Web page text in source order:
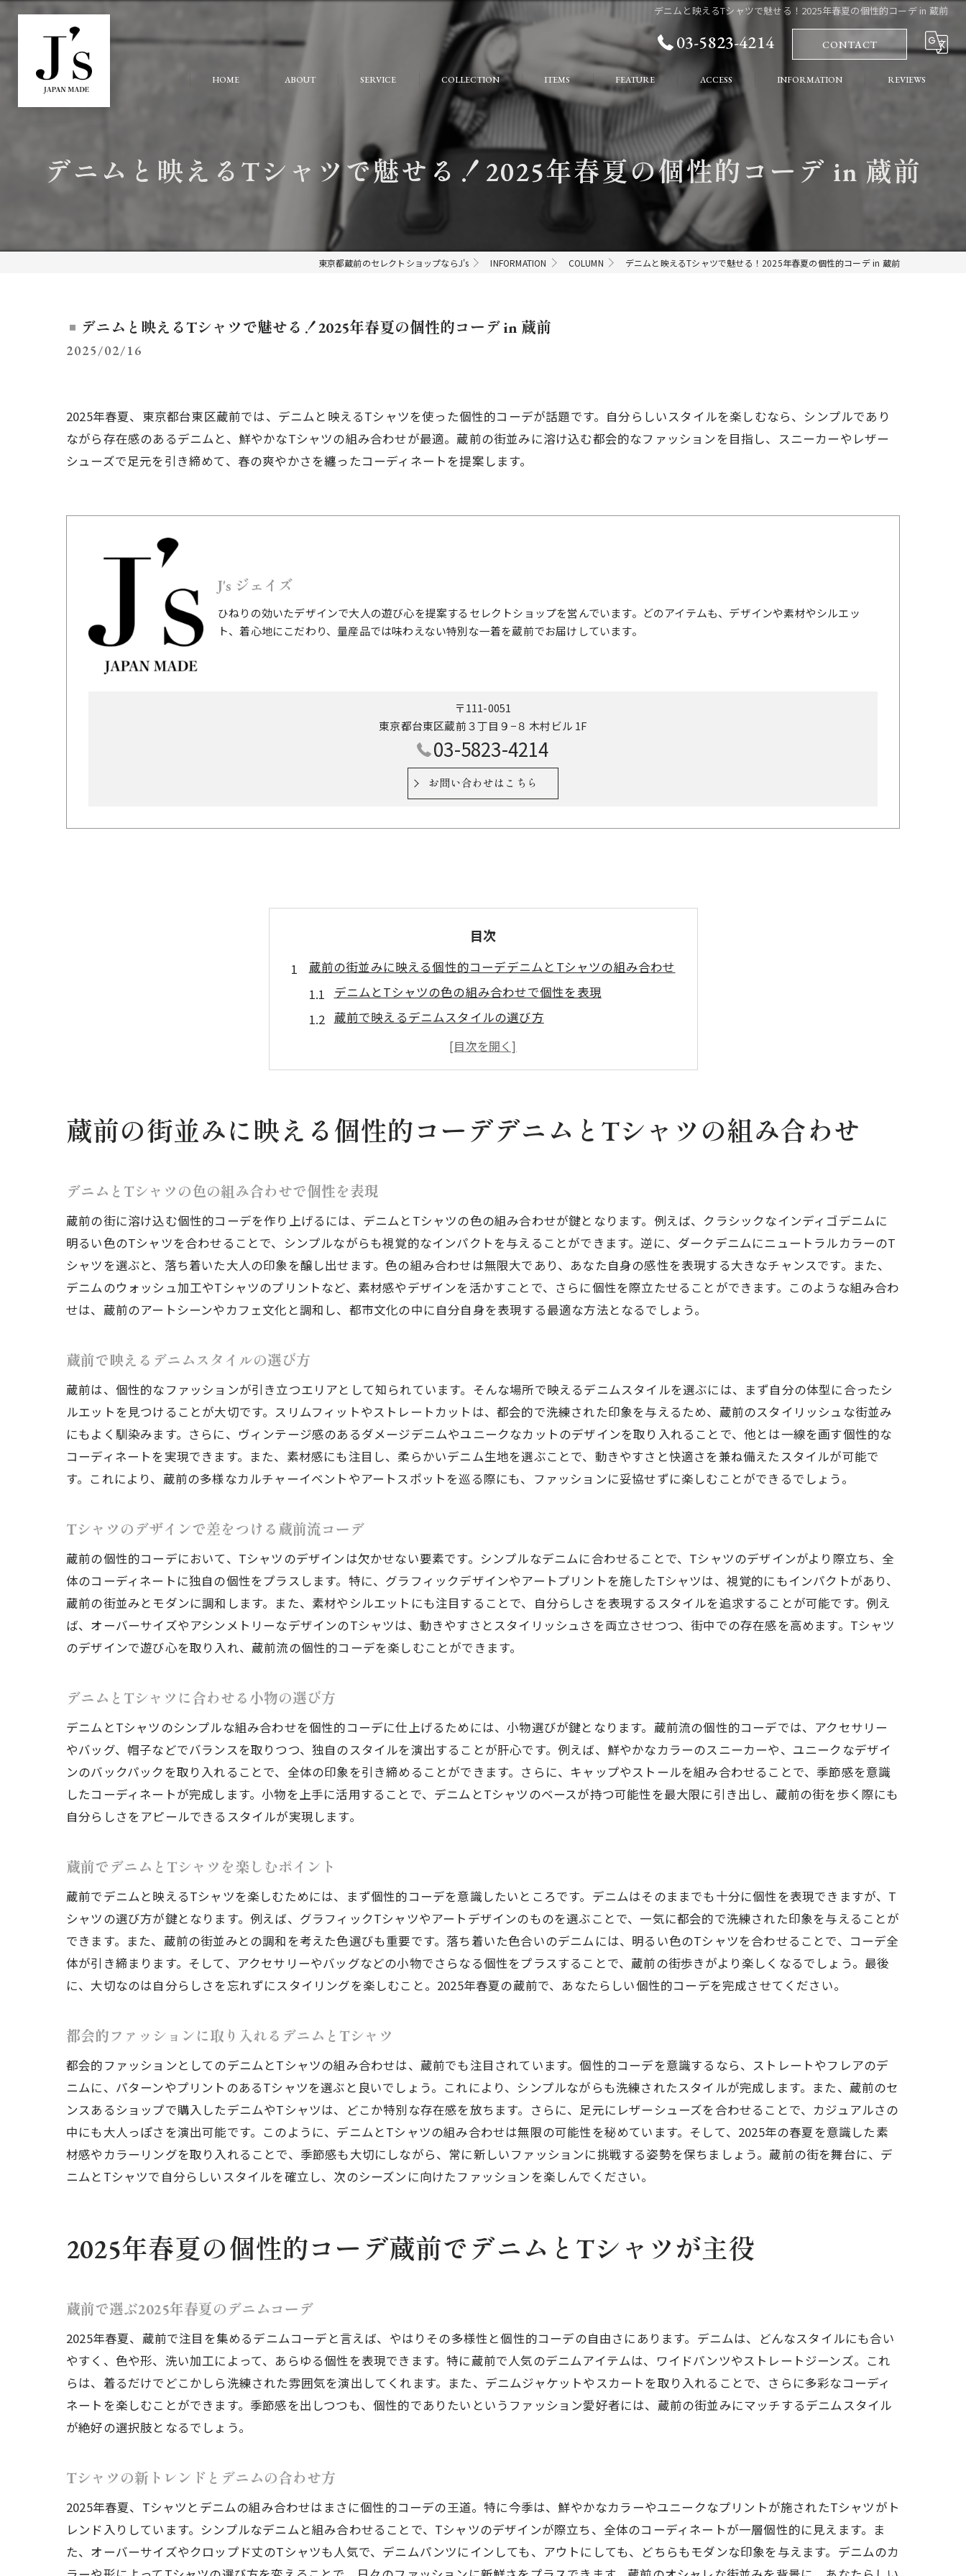
デニムと映えるTシャツで魅せる！2025年春夏の個性的コーデ in 蔵前
03-5823-4214 CONTACT
HOME ABOUT SERVICE COLLECTION ITEMS
FAQ
FEATURE
大人
ストリート
ACCESS INFORMATION REVIEWS
デニムと映えるTシャツで魅せる！2025年春夏の個性的コーデ in 蔵前
東京都蔵前のセレクトショップならJ's INFORMATION COLUMN デニムと映えるTシャツで魅せる！2025年春夏の個性的コーデ in 蔵前
デニムと映えるTシャツで魅せる！2025年春夏の個性的コーデ in 蔵前
2025/02/16
2025年春夏、東京都台東区蔵前では、デニムと映えるTシャツを使った個性的コーデが話題です。自分らしいスタイルを楽しむなら、シンプルであり
ながら存在感のあるデニムと、鮮やかなTシャツの組み合わせが最適。蔵前の街並みに溶け込む都会的なファッションを目指し、スニーカーやレザー
シューズで足元を引き締めて、春の爽やかさを纏ったコーディネートを提案します。
J's ジェイズ
ひねりの効いたデザインで大人の遊び心を提案するセレクトショップを営んでいます。どのアイテムも、デザインや素材やシルエッ
ト、着心地にこだわり、量産品では味わえない特別な一着を蔵前でお届けしています。
〒111-0051
東京都台東区蔵前３丁目９−８ 木村ビル 1F
03-5823-4214
お問い合わせはこちら
目次
蔵前の街並みに映える個性的コーデデニムとTシャツの組み合わせ
デニムとTシャツの色の組み合わせで個性を表現
蔵前で映えるデニムスタイルの選び方
Tシャツのデザインで差をつける蔵前流コーデ
デニムとTシャツに合わせる小物の選び方
都会的ファッションに取り入れるデニムとTシャツ
2025年春夏の個性的コーデ蔵前でデニムとTシャツが主役
Tシャツの新トレンドとデニムの合わせ方
蔵前のストリートに映えるデニムコーデの特徴
2025年春夏に注目のTシャツデザイン
デニムとTシャツで作る季節感のあるコーデ
個性を引き出す蔵前流デニムとTシャツの組み合わせ
デニムとTシャツで作る個性的コーデ蔵前の都会的スタイル
デニムで作る蔵前の洗練されたスタイル
蔵前でデニムとTシャツを着こなすポイント
都会的な個性を引き出すデニムとTシャツ
蔵前スタイルをリードするデニムの選び方
春の蔵前で輝くデニム選びのコツ
デニムとTシャツで春の爽やかさを表現
蔵前の風景に合う春コーデのポイント
春の蔵前で目立つデニムスタイル
デニムとTシャツで作る春の個性的コーデ
蔵前で人気のデニムとTシャツの組み合わせ
2025年春夏に注目のデニムスタイル
蔵前で映えるTシャツの選び方
デニムとTシャツで引き立つ個性的なコーデ
都会で目立つデニムの着こなし方
蔵前でトレンドをリードするデニム×Tシャツ
個性的なファッションを引き出すデニムの選び方
蔵前で映えるTシャツスタイルのポイント
デニムとTシャツで作る最旬のコーディネート
都会のトレンドを取り入れた個性的コーデ
個性を際立たせるデニムの選び方
蔵前で映えるTシャツコーデのコツ
デニムとTシャツで作る春夏の印象的なスタイル
蔵前の街に溶け込む個性的なコーデ
デニムとTシャツで楽しむ蔵前の春夏ファッション
2025年春夏のトレンドを反映したデニムスタイル
春夏に輝くデニムとTシャツの着こなし
蔵前の街並みに映える個性的コーデデニムとTシャツの組み合わせ
デニムとTシャツの色の組み合わせで個性を表現
蔵前の街に溶け込む個性的コーデを作り上げるには、デニムとTシャツの色の組み合わせが鍵となります。例えば、クラシックなインディゴデニムに
明るい色のTシャツを合わせることで、シンプルながらも視覚的なインパクトを与えることができます。逆に、ダークデニムにニュートラルカラーのT
シャツを選ぶと、落ち着いた大人の印象を醸し出せます。色の組み合わせは無限大であり、あなた自身の感性を表現する大きなチャンスです。また、
デニムのウォッシュ加工やTシャツのプリントなど、素材感やデザインを活かすことで、さらに個性を際立たせることができます。このような組み合わ
せは、蔵前のアートシーンやカフェ文化と調和し、都市文化の中に自分自身を表現する最適な方法となるでしょう。
蔵前で映えるデニムスタイルの選び方
蔵前は、個性的なファッションが引き立つエリアとして知られています。そんな場所で映えるデニムスタイルを選ぶには、まず自分の体型に合ったシ
ルエットを見つけることが大切です。スリムフィットやストレートカットは、都会的で洗練された印象を与えるため、蔵前のスタイリッシュな街並み
にもよく馴染みます。さらに、ヴィンテージ感のあるダメージデニムやユニークなカットのデザインを取り入れることで、他とは一線を画す個性的な
コーディネートを実現できます。また、素材感にも注目し、柔らかいデニム生地を選ぶことで、動きやすさと快適さを兼ね備えたスタイルが可能で
す。これにより、蔵前の多様なカルチャーイベントやアートスポットを巡る際にも、ファッションに妥協せずに楽しむことができるでしょう。
Tシャツのデザインで差をつける蔵前流コーデ
蔵前の個性的コーデにおいて、Tシャツのデザインは欠かせない要素です。シンプルなデニムに合わせることで、Tシャツのデザインがより際立ち、全
体のコーディネートに独自の個性をプラスします。特に、グラフィックデザインやアートプリントを施したTシャツは、視覚的にもインパクトがあり、
蔵前の街並みとモダンに調和します。また、素材やシルエットにも注目することで、自分らしさを表現するスタイルを追求することが可能です。例え
ば、オーバーサイズやアシンメトリーなデザインのTシャツは、動きやすさとスタイリッシュさを両立させつつ、街中での存在感を高めます。Tシャツ
のデザインで遊び心を取り入れ、蔵前流の個性的コーデを楽しむことができます。
デニムとTシャツに合わせる小物の選び方
デニムとTシャツのシンプルな組み合わせを個性的コーデに仕上げるためには、小物選びが鍵となります。蔵前流の個性的コーデでは、アクセサリー
やバッグ、帽子などでバランスを取りつつ、独自のスタイルを演出することが肝心です。例えば、鮮やかなカラーのスニーカーや、ユニークなデザイ
ンのバックパックを取り入れることで、全体の印象を引き締めることができます。さらに、キャップやストールを組み合わせることで、季節感を意識
したコーディネートが完成します。小物を上手に活用することで、デニムとTシャツのベースが持つ可能性を最大限に引き出し、蔵前の街を歩く際にも
自分らしさをアピールできるスタイルが実現します。
蔵前でデニムとTシャツを楽しむポイント
蔵前でデニムと映えるTシャツを楽しむためには、まず個性的コーデを意識したいところです。デニムはそのままでも十分に個性を表現できますが、T
シャツの選び方が鍵となります。例えば、グラフィックTシャツやアートデザインのものを選ぶことで、一気に都会的で洗練された印象を与えることが
できます。また、蔵前の街並みとの調和を考えた色選びも重要です。落ち着いた色合いのデニムには、明るい色のTシャツを合わせることで、コーデ全
体が引き締まります。そして、アクセサリーやバッグなどの小物でさらなる個性をプラスすることで、蔵前の街歩きがより楽しくなるでしょう。最後
に、大切なのは自分らしさを忘れずにスタイリングを楽しむこと。2025年春夏の蔵前で、あなたらしい個性的コーデを完成させてください。
都会的ファッションに取り入れるデニムとTシャツ
都会的ファッションとしてのデニムとTシャツの組み合わせは、蔵前でも注目されています。個性的コーデを意識するなら、ストレートやフレアのデ
ニムに、パターンやプリントのあるTシャツを選ぶと良いでしょう。これにより、シンプルながらも洗練されたスタイルが完成します。また、蔵前のセ
ンスあるショップで購入したデニムやTシャツは、どこか特別な存在感を放ちます。さらに、足元にレザーシューズを合わせることで、カジュアルさの
中にも大人っぽさを演出可能です。このように、デニムとTシャツの組み合わせは無限の可能性を秘めています。そして、2025年の春夏を意識した素
材感やカラーリングを取り入れることで、季節感も大切にしながら、常に新しいファッションに挑戦する姿勢を保ちましょう。蔵前の街を舞台に、デ
ニムとTシャツで自分らしいスタイルを確立し、次のシーズンに向けたファッションを楽しんでください。
2025年春夏の個性的コーデ蔵前でデニムとTシャツが主役
蔵前で選ぶ2025年春夏のデニムコーデ
2025年春夏、蔵前で注目を集めるデニムコーデと言えば、やはりその多様性と個性的コーデの自由さにあります。デニムは、どんなスタイルにも合い
やすく、色や形、洗い加工によって、あらゆる個性を表現できます。特に蔵前で人気のデニムアイテムは、ワイドパンツやストレートジーンズ。これ
らは、着るだけでどこかしら洗練された雰囲気を演出してくれます。また、デニムジャケットやスカートを取り入れることで、さらに多彩なコーディ
ネートを楽しむことができます。季節感を出しつつも、個性的でありたいというファッション愛好者には、蔵前の街並みにマッチするデニムスタイル
が絶好の選択肢となるでしょう。
Tシャツの新トレンドとデニムの合わせ方
2025年春夏、Tシャツとデニムの組み合わせはまさに個性的コーデの王道。特に今季は、鮮やかなカラーやユニークなプリントが施されたTシャツがト
レンド入りしています。シンプルなデニムと組み合わせることで、Tシャツのデザインが際立ち、全体のコーディネートが一層個性的に見えます。ま
た、オーバーサイズやクロップド丈のTシャツも人気で、デニムパンツにインしても、アウトにしても、どちらもモダンな印象を与えます。デニムのカ